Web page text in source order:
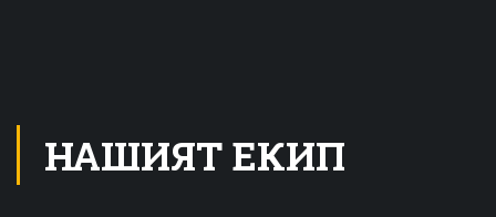
НАШИЯТ ЕКИП